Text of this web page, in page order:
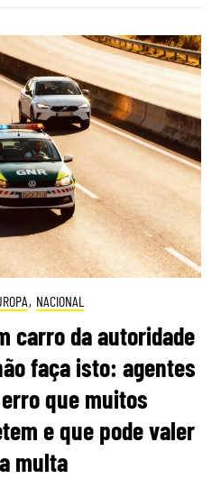
, NACIONAL
carro da autoridade
faça isto: agentes
que muitos
e que pode valer
multa